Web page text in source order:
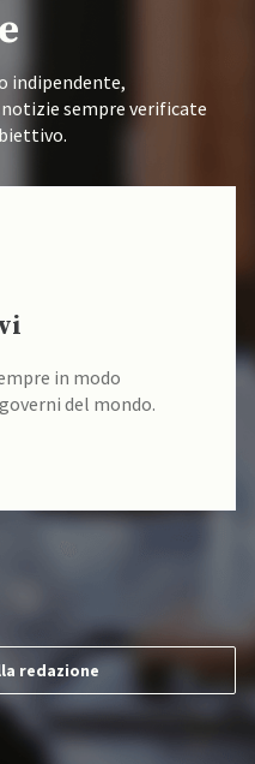
indipendente,
sempre verificate
in modo
del mondo.
redazione